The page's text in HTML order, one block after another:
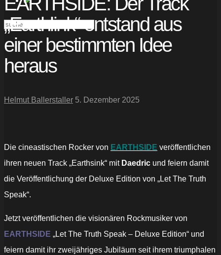
„Earthlink“ entstand aus
einer bestimmten Idee
heraus
Helmut Ballerstaller 5. Dezember 2025
Die cineastischen Rocker von EARTHSIDE veröffentlichen
ihren neuen Track „Earthsink“ mit Daedric und feiern damit
die Veröffentlichung der Deluxe Edition von „Let The Truth
Speak“.
Jetzt veröffentlichen die visionären Rockmusiker von
EARTHSIDE „Let The Truth Speak – Deluxe Edition“ und
feiern damit ihr zweijähriges Jubiläum seit ihrem triumphalen